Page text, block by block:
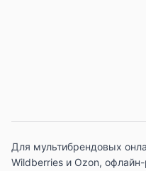
Для мультибрендовых
Wildberries и Ozon,